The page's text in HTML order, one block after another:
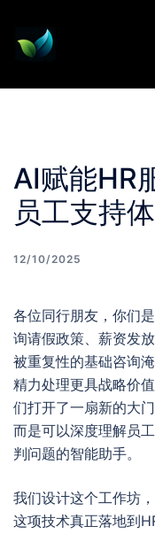
content
AI赋能HR
员工支持
12/10/2025
各位同行朋友，你们
询请假政策、薪资发
被重复性的基础咨询
精力处理更具战略价
们打开了一扇新的大
而是可以深度理解员
判问题的智能助手。
我们设计这个工作坊
这项技术真正落地到